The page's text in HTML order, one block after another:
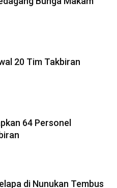
20 Tim Takbiran
64 Personel
di Nunukan Tembus